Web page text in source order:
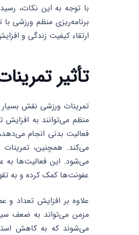
با توجه به این نکات،
برنامه‌ریزی منظم ورزشی
ارتقاء کیفیت زندگی و
تأثیر
تمرینات ورزشی نقش
منظم می‌توانند به افزایش
فعالیت بدنی انجام
می‌کند. همچنین،
می‌شود. این فعالیت‌ها به
عفونت‌ها کمک کرده و به
علاوه بر افزایش تعداد
مزمن می‌تواند به ضعف
می‌شوند که به کاهش